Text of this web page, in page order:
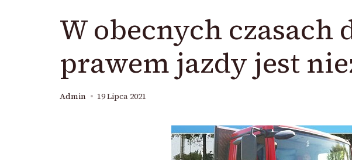
W obecnych czasach
prawem jazdy jest
Admin 19 Lipca 2021